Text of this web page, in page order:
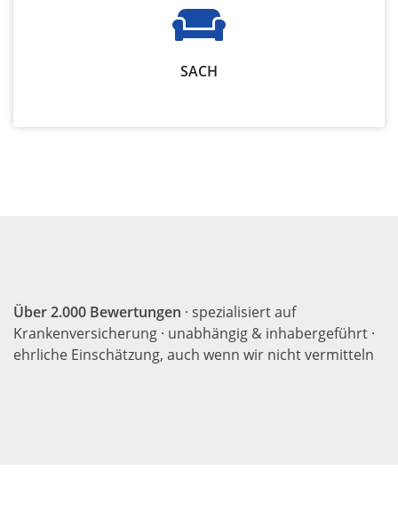
SACH
Über 2.000 Bewertungen · spezialisiert auf
Krankenversicherung · unabhängig & inhabergeführt ·
ehrliche Einschätzung, auch wenn wir nicht vermitteln